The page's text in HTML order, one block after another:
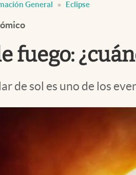
General Eclipse
fuego:
de sol es uno de los